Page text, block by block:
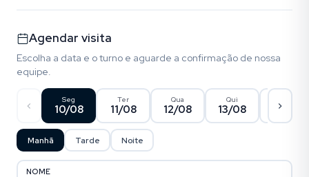
Agendar visita
Escolha a data e o turno e aguarde a confirmação de nossa
equipe.
Seg
10/08
Ter
11/08
Qua
12/08
Qui
13/08 14/08
Manhã Tarde Noite
NOME